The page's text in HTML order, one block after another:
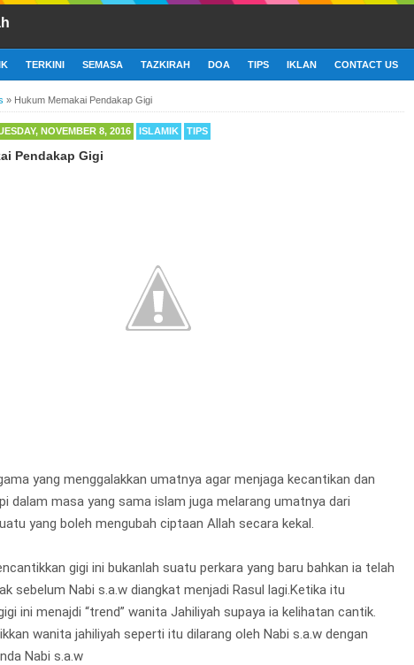
TERKINI SEMASA TAZKIRAH DOA TIPS IKLAN CONTACT US
» Hukum Memakai Pendakap Gigi
NOVEMBER 8, 2016 ISLAMIK TIPS
Pendakap Gigi
yang menggalakkan umatnya agar menjaga kecantikan dan
dalam masa yang sama islam juga melarang umatnya dari
yang boleh mengubah ciptaan Allah secara kekal.
gigi ini bukanlah suatu perkara yang baru bahkan ia telah
sebelum Nabi s.a.w diangkat menjadi Rasul lagi.Ketika itu
ini menajdi “trend” wanita Jahiliyah supaya ia kelihatan cantik.
wanita jahiliyah seperti itu dilarang oleh Nabi s.a.w dengan
Nabi s.a.w